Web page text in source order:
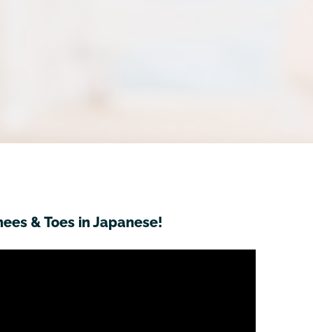
& Toes in Japanese!